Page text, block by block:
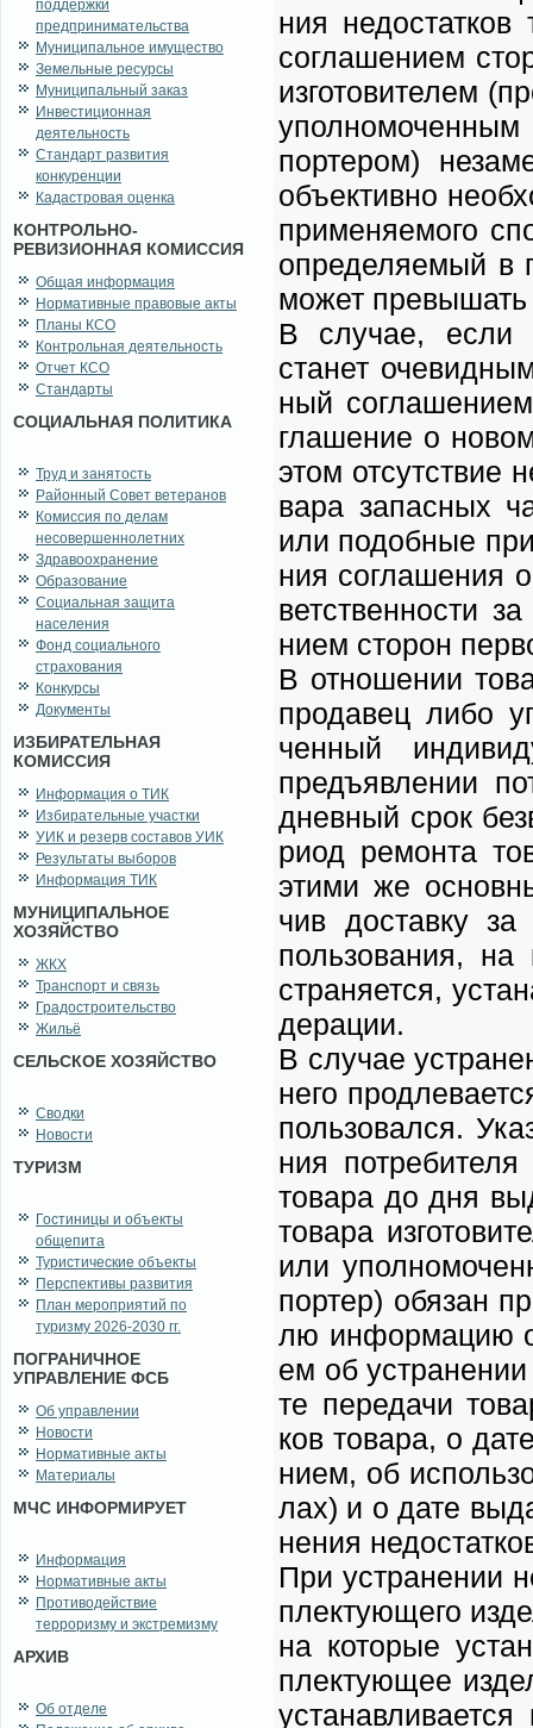
поддержки
предпринимательства
Муниципальное имущество
Земельные ресурсы
Муниципальный заказ
Инвестиционная
деятельность
Стандарт развития
конкуренции
Кадастровая оценка
КОНТРОЛЬНО-
РЕВИЗИОННАЯ КОМИССИЯ
Общая информация
Нормативные правовые акты
Планы КСО
Контрольная деятельность
Отчет КСО
Стандарты
СОЦИАЛЬНАЯ ПОЛИТИКА
Труд и занятость
Районный Совет ветеранов
Комиссия по делам
несовершеннолетних
Здравоохранение
Образование
Социальная защита
населения
Фонд социального
страхования
Конкурсы
Документы
ИЗБИРАТЕЛЬНАЯ
КОМИССИЯ
Информация о ТИК
Избирательные участки
УИК и резерв составов УИК
Результаты выборов
Информация ТИК
МУНИЦИПАЛЬНОЕ
ХОЗЯЙСТВО
ЖКХ
Транспорт и связь
Градостроительство
Жильё
СЕЛЬСКОЕ ХОЗЯЙСТВО
Сводки
Новости
ТУРИЗМ
Гостиницы и объекты
общепита
Туристические объекты
Перспективы развития
План мероприятий по
туризму 2026-2030 гг.
ПОГРАНИЧНОЕ
УПРАВЛЕНИЕ ФСБ
Об управлении
Новости
Нормативные акты
Материалы
МЧС ИНФОРМИРУЕТ
Информация
Нормативные акты
Противодействие
терроризму и экстремизму
АРХИВ
Об отделе
ния
со­гла­ше­ни­ем
из­го­то­ви­те­лем
пор­те­ром)
объ­ек­тив­но
при­ме­ня­е­мо­го
опре­де­ля­е­мый в
мо­жет пре­вы­шать
В слу­чае, ес­ли
станет
ный
гла­ше­ние о
этом от­сут­ствие
ва­ра за­пас­ных
или по­доб­ные
ния со­гла­ше­ния
вет­ствен­но­сти
ни­ем сто­рон
В от­но­ше­нии
про­да­вец ли­бо
чен­ный
предъ­яв­ле­нии
днев­ный срок
ри­од ре­мон­та
эти­ми же
чив до­став­ку за
поль­зо­ва­ния,
стра­ня­ет­ся,
де­ра­ции.
В слу­чае
не­го
поль­зо­вал­ся.
ния
то­ва­ра до дня
то­ва­ра
или
пор­тер) обя­зан
лю ин­фор­ма­цию
ем об
те пе­ре­да­чи
ков то­ва­ра, о
ни­ем, об
лах) и о да­те
не­ния
При устра­не­нии
плек­ту­ю­ще­го
на ко­то­рые
плек­ту­ю­щее